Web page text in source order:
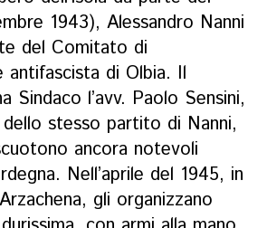
1943), Alessandro Nanni
del Comitato di
antifascista di Olbia. Il
Sindaco l’avv. Paolo Sensini,
dello stesso partito di Nanni,
ancora notevoli
Nell’aprile del 1945, in
gli organizzano